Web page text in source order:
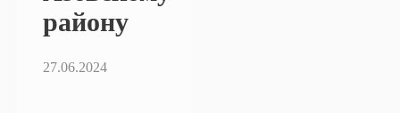
району
27.06.2024